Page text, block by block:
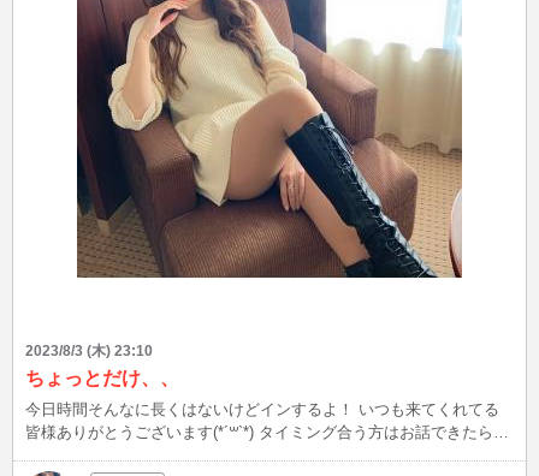
2023/8/3 (木) 23:10
ちょっとだけ、、
今日時間そんなに長くはないけどインするよ！ いつも来てくれてる
皆様ありがとうございます(*´꒳`*) タイミング合う方はお話できたら嬉